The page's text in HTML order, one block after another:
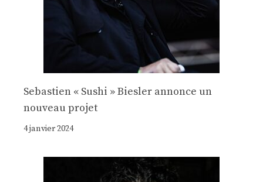
Sebastien « Sushi » Biesler annonce un
nouveau projet
4 janvier 2024